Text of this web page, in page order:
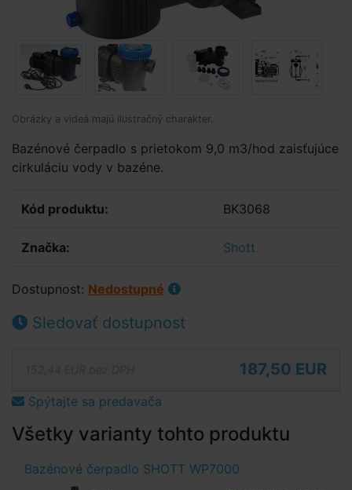
Obrázky a videá majú ilustračný charakter.
Bazénové čerpadlo s prietokom 9,0 m3/hod zaisťujúce
cirkuláciu vody v bazéne.
Kód produktu: BK3068
Značka: Shott
Dostupnost: Nedostupné
Sledovať dostupnost
187,50 EUR
Spýtajte sa predavača
Všetky varianty tohto produktu
Bazénové čerpadlo SHOTT WP7000